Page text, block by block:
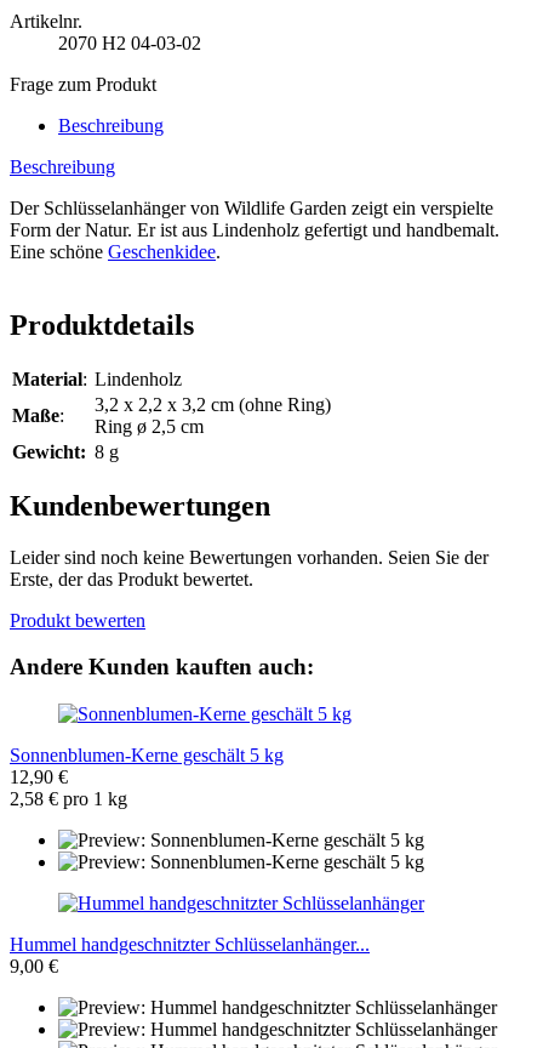
Artikelnr.
2070 H2 04-03-02
Frage zum Produkt
Beschreibung
Beschreibung
Der Schlüsselanhänger von Wildlife Garden zeigt ein verspielte
Form der Natur. Er ist aus Lindenholz gefertigt und handbemalt.
Eine schöne Geschenkidee.
Produktdetails
Material: Lindenholz
Maße:
3,2 x 2,2 x 3,2 cm (ohne Ring)
Ring ø 2,5 cm
Gewicht: 8 g
Kundenbewertungen
Leider sind noch keine Bewertungen vorhanden. Seien Sie der
Erste, der das Produkt bewertet.
Produkt bewerten
Andere Kunden kauften auch:
Sonnenblumen-Kerne geschält 5 kg
12,90 €
2,58 € pro 1 kg
Hummel handgeschnitzter Schlüsselanhänger...
9,00 €